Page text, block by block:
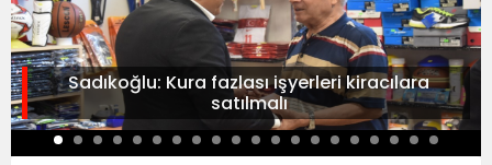
Sadıkoğlu: Kura fazlası işyerleri kiracılara
satılmalı